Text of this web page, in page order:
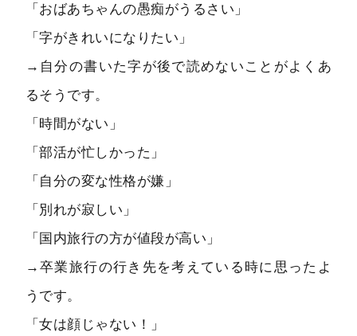
「おばあちゃんの愚痴がうるさい」
「字がきれいになりたい」
→自分の書いた字が後で読めないことがよくあ
るそうです。
「時間がない」
「部活が忙しかった」
「自分の変な性格が嫌」
「別れが寂しい」
「国内旅行の方が値段が高い」
→卒業旅行の行き先を考えている時に思ったよ
うです。
「女は顔じゃない！」